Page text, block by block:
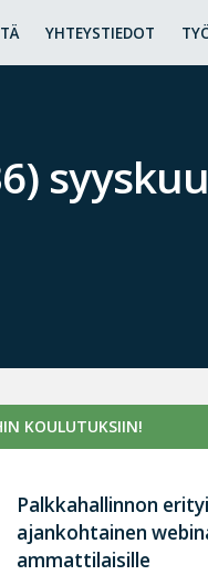
YHTEYSTIEDOT
KOULUTUKSIIN!
Palkkahallinnon
ajankohtainen
ammattilaisille